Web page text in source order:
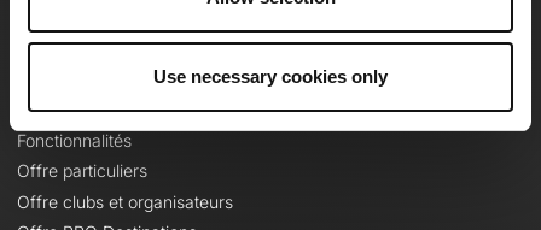
Use necessary cookies only
Le Mag'
Fonds de cartes topographiques
Fonctionnalités
Offre particuliers
Offre clubs et organisateurs